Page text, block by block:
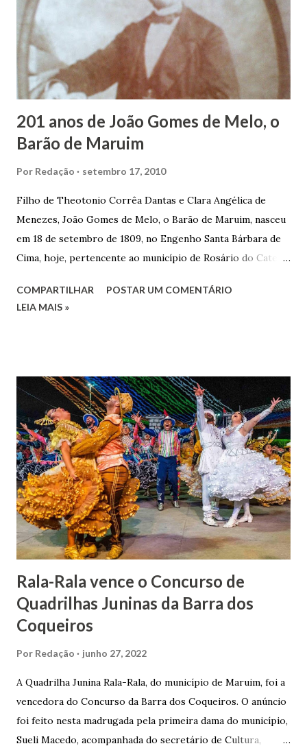
panificação. “Ao contrário de muitos, que renegam suas
raízes e procuram obscurecer seu passado, orgulhava-se
em defender o pão como garçon, tendo incontáveis vezes
que trabalhar copiosamente fora de seu horário normal em
trocas de gorjetas que c...
201 anos de João Gomes de Melo, o
Barão de Maruim
Por Redação setembro 17, 2010
Filho de Theotonio Corrêa Dantas e Clara Angélica de
Menezes, João Gomes de Melo, o Barão de Maruim, nasceu
em 18 de setembro de 1809, no Engenho Santa Bárbara de
Cima, hoje, pertencente ao município de Rosário do Catete.
José de Faro Leitão, porém o casamento acabou com o
indiciamento para apropriar-se da volumosa herança. Em
1862, transferiu-se para o Rio de Janeiro e casou-se com
uma irmã do Visconde de Uruguai. O Barão de Maruim
apresentou uma grande dedicação à atividade agrícola, que
lhe proporcionou uma grande reserva financeira. João
Gomes de Melo mandou construir a Igreja Matriz de Nosso
Senhor Bom Jesus dos Passos, que foi inaugurada em 1862 e
doada ao vigário Pe. José Joaquim de Vasconcelos. A Igreja
Matriz...
COMPARTILHAR
POSTAR UM COMENTÁRIO
LEIA MAIS »
Rala-Rala vence o Concurso de
Quadrilhas Juninas da Barra dos
Coqueiros
Por Redação junho 27, 2022
A Quadrilha Junina Rala-Rala, do município de Maruim, foi a
vencedora do Concurso da Barra dos Coqueiros. O anúncio
foi feito nesta madrugada pela primeira dama do município,
Sueli Macedo, acompanhada do secretário de Cultura,